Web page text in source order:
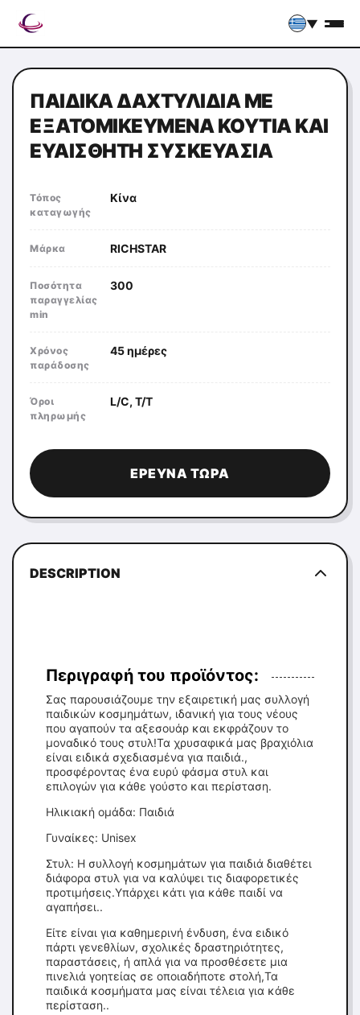
▼
ΠΑΙΔΙΚΆ ΔΑΧΤΥΛΊΔΙΑ ΜΕ
ΕΞΑΤΟΜΙΚΕΥΜΈΝΑ ΚΟΥΤΙΆ ΚΑΙ
ΕΥΑΊΣΘΗΤΗ ΣΥΣΚΕΥΑΣΊΑ
Τόπος
καταγωγής
Κίνα
Μάρκα RICHSTAR
Ποσότητα
παραγγελίας
min
300
Χρόνος
παράδοσης
45 ημέρες
Όροι
πληρωμής
L/C, T/T
ΈΡΕΥΝΑ ΤΏΡΑ
DESCRIPTION
Περιγραφή του προϊόντος:
Σας παρουσιάζουμε την εξαιρετική μας συλλογή
παιδικών κοσμημάτων, ιδανική για τους νέους
που αγαπούν τα αξεσουάρ και εκφράζουν το
μοναδικό τους στυλ!Τα χρυσαφικά μας βραχιόλια
είναι ειδικά σχεδιασμένα για παιδιά.,
προσφέροντας ένα ευρύ φάσμα στυλ και
επιλογών για κάθε γούστο και περίσταση.
Ηλικιακή ομάδα: Παιδιά
Γυναίκες: Unisex
Στυλ: Η συλλογή κοσμημάτων για παιδιά διαθέτει
διάφορα στυλ για να καλύψει τις διαφορετικές
προτιμήσεις.Υπάρχει κάτι για κάθε παιδί να
αγαπήσει..
Είτε είναι για καθημερινή ένδυση, ένα ειδικό
πάρτι γενεθλίων, σχολικές δραστηριότητες,
παραστάσεις, ή απλά για να προσθέσετε μια
πινελιά γοητείας σε οποιαδήποτε στολή,Τα
παιδικά κοσμήματα μας είναι τέλεια για κάθε
περίσταση..